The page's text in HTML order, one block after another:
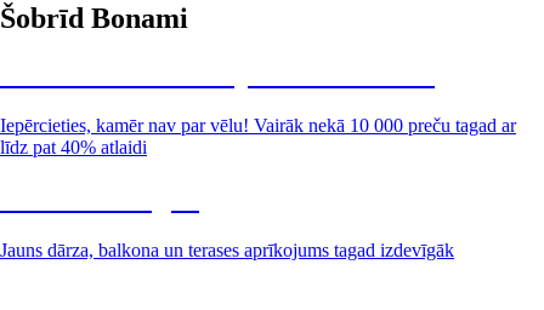
Šobrīd Bonami
Iepērcieties, kamēr nav par vēlu! Vairāk nekā 10 000 preču tagad ar
līdz pat 40% atlaidi
Jauns dārza, balkona un terases aprīkojums tagad izdevīgāk